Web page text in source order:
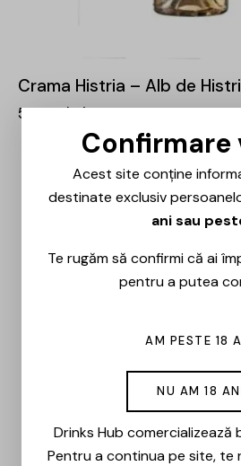
Crama Histria – Alb de
58,00lei
Confirmare
Acest site conține
destinate exclusiv
ani sau
Te rugăm să confirmi că ai
pentru a putea
AM PESTE 18
NU AM 18
Drinks Hub comercializează
Pentru a continua pe site, te